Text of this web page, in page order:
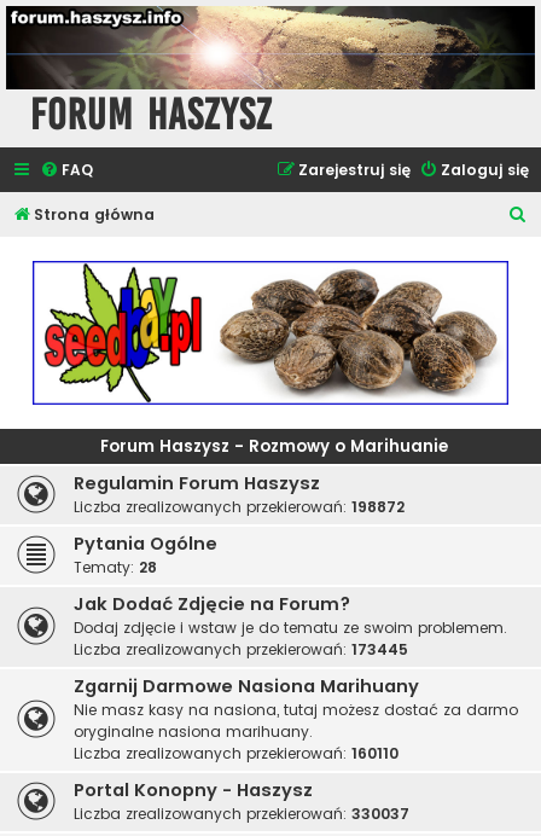
Forum Haszysz
FAQ Zaloguj się
Zarejestruj się
Strona główna
Forum Haszysz - Rozmowy o Marihuanie
Regulamin Forum Haszysz
Liczba zrealizowanych przekierowań: 198872
Pytania Ogólne
Tematy: 28
Jak Dodać Zdjęcie na Forum?
Dodaj zdjęcie i wstaw je do tematu ze swoim problemem.
Liczba zrealizowanych przekierowań: 173445
Zgarnij Darmowe Nasiona Marihuany
Nie masz kasy na nasiona, tutaj możesz dostać za darmo
oryginalne nasiona marihuany.
Liczba zrealizowanych przekierowań: 160110
Portal Konopny - Haszysz
Liczba zrealizowanych przekierowań: 330037